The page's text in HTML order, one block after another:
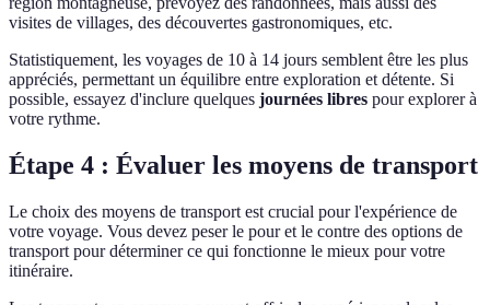
visites de villages, des découvertes gastronomiques, etc.
Statistiquement, les voyages de 10 à 14 jours semblent être les plus
appréciés, permettant un équilibre entre exploration et détente. Si
possible, essayez d'inclure quelques journées libres pour explorer à
votre rythme.
Étape 4 : Évaluer les moyens de transport
Le choix des moyens de transport est crucial pour l'expérience de
votre voyage. Vous devez peser le pour et le contre des options de
transport pour déterminer ce qui fonctionne le mieux pour votre
itinéraire.